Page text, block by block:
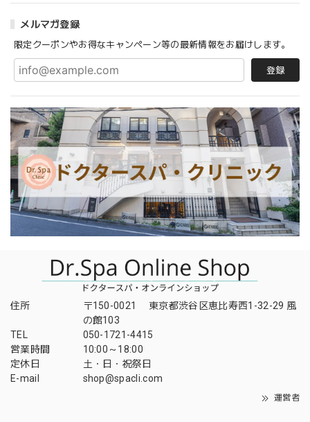
メルマガ登録
限定クーポンやお得なキャンペーン等の最新情報をお届けします。
登録
住所
〒150-0021 東京都渋谷区恵比寿西1-32-29 風
の館103
TEL
050-1721-4415
営業時間
10:00～18:00
定休日
土・日・祝祭日
E-mail
shop@spacli.com
運営者